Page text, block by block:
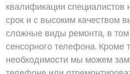
квалификации специалистов
срок и с высоким качеством
сложные виды ремонта, в
сенсорного телефона. Кроме
необходимости мы можем